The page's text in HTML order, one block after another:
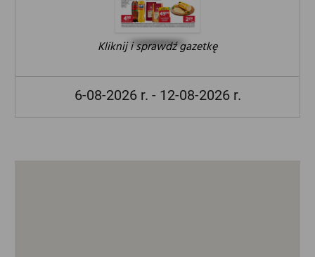
Kliknij i sprawdź gazetkę
6-08-2026 r. - 12-08-2026 r.